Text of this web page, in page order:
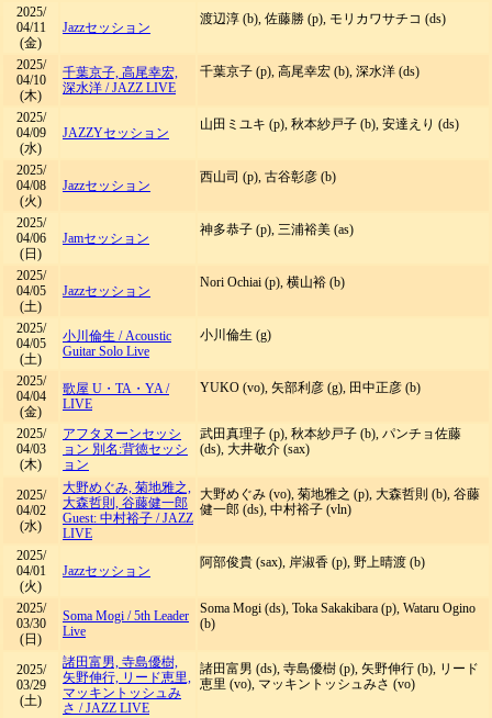
2025/
04/11
(金)
Jazzセッション
渡辺淳 (b), 佐藤勝 (p), モリカワサチコ (ds)
2025/
04/10
(木)
千葉京子, 高尾幸宏,
深水洋 /JAZZ LIVE
千葉京子 (p), 高尾幸宏 (b), 深水洋 (ds)
2025/
04/09
(水)
JAZZYセッション
山田ミユキ (p), 秋本紗戸子 (b), 安達えり (ds)
2025/
04/08
(火)
Jazzセッション
西山司 (p), 古谷彰彦 (b)
2025/
04/06
(日)
Jamセッション
神多恭子 (p), 三浦裕美 (as)
2025/
04/05
(土)
Jazzセッション
Nori Ochiai (p), 横山裕 (b)
2025/
04/05
(土)
小川倫生 /Acoustic
Guitar Solo Live
小川倫生 (g)
2025/
04/04
(金)
歌屋 U・TA・YA/
LIVE
YUKO (vo), 矢部利彦 (g), 田中正彦 (b)
2025/
04/03
(木)
アフタヌーンセッシ
ョン 別名:背徳セッシ
ョン
武田真理子 (p), 秋本紗戸子 (b), パンチョ佐藤
(ds), 大井敬介 (sax)
2025/
04/02
(水)
大野めぐみ, 菊地雅之,
大森哲則, 谷藤健一郎
Guest: 中村裕子 /JAZZ
LIVE
大野めぐみ (vo), 菊地雅之 (p), 大森哲則 (b), 谷藤
健一郎 (ds), 中村裕子 (vln)
2025/
04/01
(火)
Jazzセッション
阿部俊貴 (sax), 岸淑香 (p), 野上晴渡 (b)
2025/
03/30
(日)
Soma Mogi /5th Leader
Live
Soma Mogi (ds), Toka Sakakibara (p), Wataru Ogino
(b)
2025/
03/29
(土)
諸田富男, 寺島優樹,
矢野伸行, リード恵里,
マッキントッシュみ
さ /JAZZ LIVE
諸田富男 (ds), 寺島優樹 (p), 矢野伸行 (b), リード
恵里 (vo), マッキントッシュみさ (vo)